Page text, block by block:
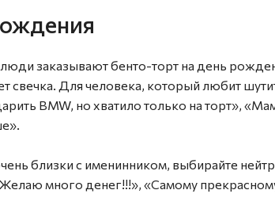
заказывают бенто-торт на день
свечка. Для человека, который любит
BMW, но хватило только на торт»,
близки с именинником, выбирайте
много денег!!!», «Самому